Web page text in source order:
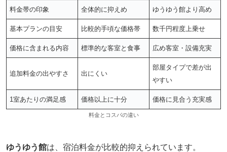
料金帯の印象 全体的に抑えめ ゆうゆう館より高め
基本プランの目安 比較的手頃な価格帯 数千円程度上乗せ
価格に含まれる内容 標準的な客室と食事 広め客室・設備充実
追加料金の出やすさ 出にくい
部屋タイプで差が出
やすい
1室あたりの満足感 価格以上に十分 価格に見合う充実感
料金とコスパの違い
ゆうゆう館は、宿泊料金が比較的抑えられています。